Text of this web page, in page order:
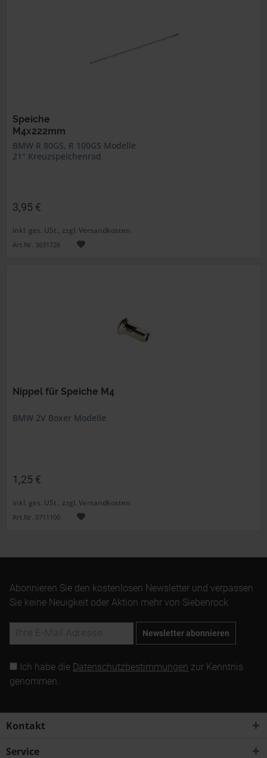
Speiche
M4x222mm
BMW R 80GS, R 100GS Modelle
21" Kreuzspeichenrad
3,95 €
inkl. ges. USt., zzgl. Versandkosten
Art.Nr. 3631726
Nippel für Speiche M4
BMW 2V Boxer Modelle
1,25 €
inkl. ges. USt., zzgl. Versandkosten
Art.Nr. 0711100
Abonnieren Sie den kostenlosen Newsletter und verpassen
Sie keine Neuigkeit oder Aktion mehr von Siebenrock.
Newsletter abonnieren
Ich habe die Datenschutzbestimmungen zur Kenntnis
genommen.
Kontakt
Service